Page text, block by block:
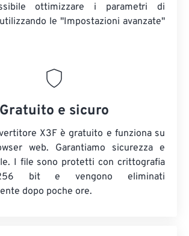
ottimizzare i parametri di
le "Impostazioni avanzate"
Gratuito e sicuro
X3F è gratuito e funziona su
web. Garantiamo sicurezza e
I file sono protetti con crittografia
bit e vengono eliminati
dopo poche ore.